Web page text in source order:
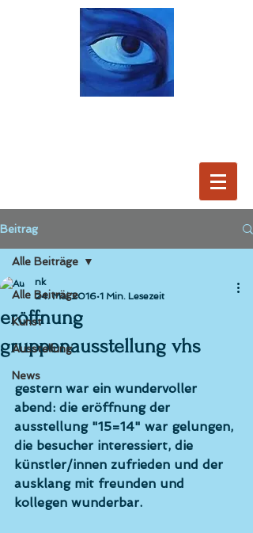
Beitrag
Alle Beiträge
Kunst
Ausstellung
News
Alle Beiträge
eröffnung
gruppenausstellung vhs
nk
24. Mai 2016 1 Min. Lesezeit
gestern war ein wundervoller
abend: die eröffnung der
ausstellung "15=14" war gelungen,
die besucher interessiert, die
künstler/innen zufrieden und der
ausklang mit freunden und
kollegen wunderbar.